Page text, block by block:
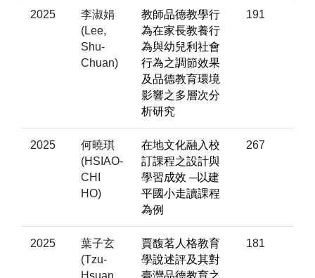
2025
李淑娟
(Lee,
Shu-
Chuan)
教師品德教學行
為在家長教養行
為與幼兒利社會
行為之調節效果
及品德教育環境
影響之多層次分
析研究
191
2025
何曉琪
(HSIAO-
CHI
HO)
在地文化融入校
訂課程之設計與
學習成效 ─以建
平國小走讀課程
為例
267
2025
葉子玄
(Tzu-
Hsuan
賈馥茗人格教育
學說述評及其對
臺灣品德教育之
181